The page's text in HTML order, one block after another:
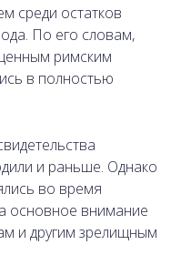
среди остатков
По его словам,
римским
в полностью
и раньше. Однако
во время
основное внимание
и другим зрелищным